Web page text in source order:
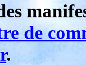
de
.